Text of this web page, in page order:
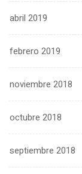
abril 2019
febrero 2019
noviembre 2018
octubre 2018
septiembre 2018